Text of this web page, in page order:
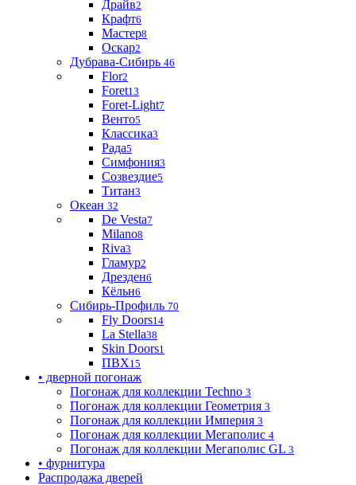
Драйв2
Крафт6
Мастер8
Оскар2
Дубрава-Сибирь 46
Flor2
Foret13
Foret-Light7
Венто5
Классика3
Рада5
Симфония3
Созвездие5
Титан3
Океан 32
De Vesta7
Milano8
Riva3
Гламур2
Дрезден6
Кёльн6
Сибирь-Профиль 70
Fly Doors14
La Stella38
Skin Doors1
ПВХ15
• дверной погонаж
Погонаж для коллекции Techno 3
Погонаж для коллекции Геометрия 3
Погонаж для коллекции Империя 3
Погонаж для коллекции Мегаполис 4
Погонаж для коллекции Мегаполис GL 3
• фурнитура
Распродажа дверей